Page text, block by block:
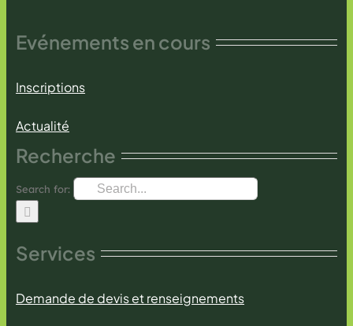
Evénements en cours
Inscriptions
Actualité
Recherche
Search for:
Services
Demande de devis et renseignements